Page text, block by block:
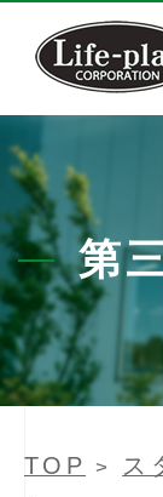
第
TOP > ス